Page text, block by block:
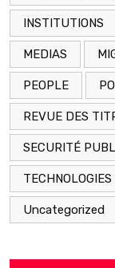
INSTITUTIONS
MEDIAS
PEOPLE
REVUE DES
SECURITÉ
TECHNOLOGIES
Uncategorized